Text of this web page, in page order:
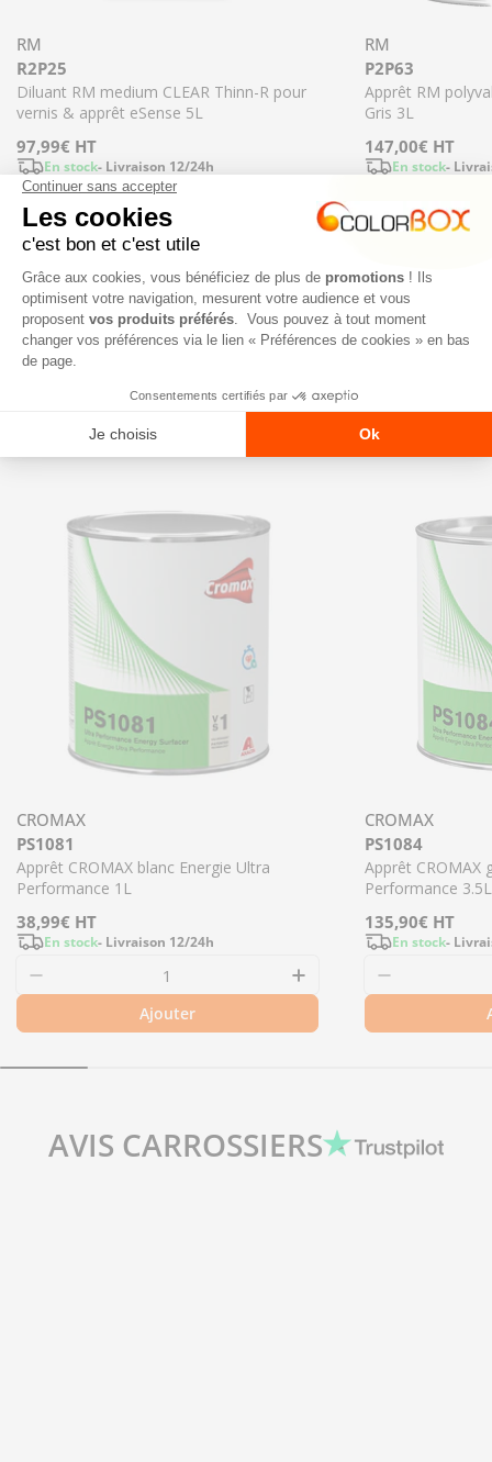
RM
R2P25
Diluant RM medium CLEAR Thinn-R pour
vernis & apprêt eSense 5L
Prix
régulier
97,99€ HT
En stock- Livraison 12/24h
Diminuer la quantité pour R2P25 - Diluant
Augmenter la
Ajouter
RM
P2P63
Apprêt RM
Gris 3L
Prix
147,00€ HT
En stock-
CROMAX
PS1081
Apprêt CROMAX blanc Energie Ultra
Performance 1L
Prix
régulier
38,99€ HT
En stock- Livraison 12/24h
Ajouter
CROMAX
PS1084
Apprêt CROMAX
Performance 3.5L
Prix
régulier
135,90€ HT
En stock-
AVIS CARROSSIERS